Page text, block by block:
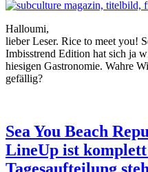
Halloumi,
lieber Leser. Rice to meet you!
Imbisstrend Edition hat sich ja
hiesigen Gastronomie. Wahre
gefällig?
Sea You Beach
LineUp ist